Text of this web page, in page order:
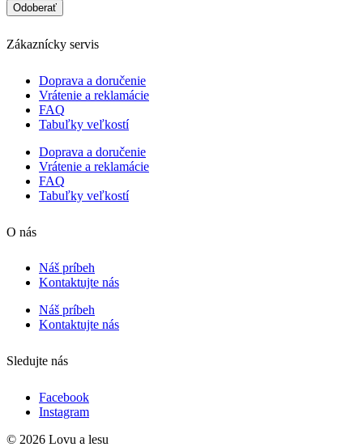
Odoberať
Zákaznícky servis
Doprava a doručenie
Vrátenie a reklamácie
FAQ
Tabuľky veľkostí
Doprava a doručenie
Vrátenie a reklamácie
FAQ
Tabuľky veľkostí
O nás
Náš príbeh
Kontaktujte nás
Náš príbeh
Kontaktujte nás
Sledujte nás
Facebook
Instagram
© 2026 Lovu a lesu